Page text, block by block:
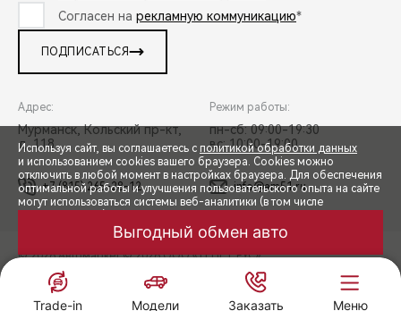
СПЕЦПРЕДЛОЖЕНИЯ
ЗАПИСЬ НА ТЕСТ-ДРАЙВ
РАСЧЕТ КРЕДИТА
Согласен на рекламную коммуникацию*
ПОДПИСАТЬСЯ
Адрес:
Мурманск, Кольский пр-кт,
д. 118
Режим работы:
пн-сб: 09:00-19:30
вс: 10:00-19:00
+7 (815) 265-28-12 info@am51.ru
© 2026 Автомаркет © 2026 ООО «ТЕНЕТ РУС»
ПРАВОВАЯ ИНФОРМАЦИЯ КЛИЕНТСКАЯ ПОДДЕРЖКА
Сделано в ПЕРКС
Используя сайт, вы соглашаетесь с политикой обработки данных
и использованием cookies вашего браузера. Cookies можно
отключить в любой момент в настройках браузера. Для обеспечения
оптимальной работы и улучшения пользовательского опыта на сайте
могут использоваться системы веб-аналитики (в том числе
с применением указанных технологий и размещением cookie-
ПРИНЯТЬ
Trade-in Модели Заказать Меню
Выгодный обмен авто